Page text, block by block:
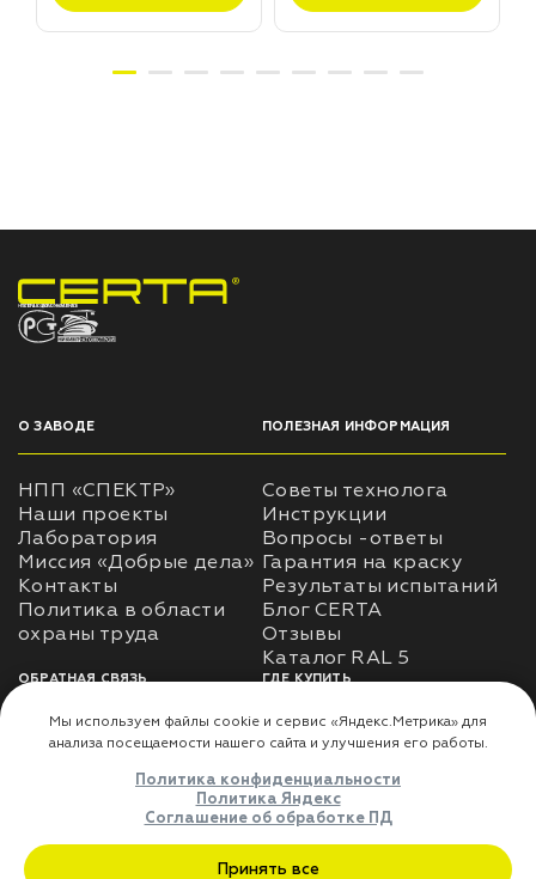
НПП «СПЕКТР» ЗАВОД ЛАКОКРАСОЧНЫХ МАТЕРИАЛОВ
О ЗАВОДЕ
НПП «СПЕКТР»
Наши проекты
Лаборатория
Миссия «Добрые дела»
Контакты
Политика в области
ПОЛЕЗНАЯ ИНФОРМАЦИЯ
Советы технолога
Инструкции
Вопросы -ответы
Гарантия на краску
Результаты испытаний
Блог CERTA
Отзывы
Каталог RAL 5
ОБРАТНАЯ СВЯЗЬ
Использование
использования личных
Оферта
ГДЕ КУПИТЬ
Доставка
Где купить